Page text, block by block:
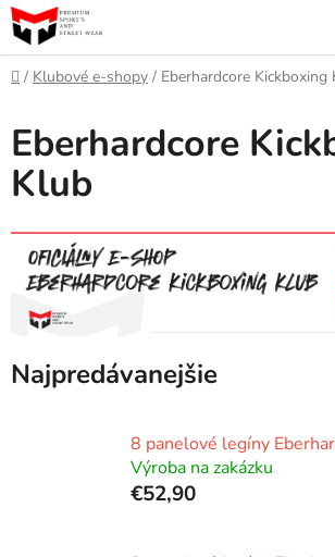
Prejsť
na
obsah
Domov
/ Klubové e-shopy / Eberhardcore Kickboxing
Eberhardcore
Klub
Najpredávanejšie
8 panelové legíny
Výroba na zakázku
€52,90